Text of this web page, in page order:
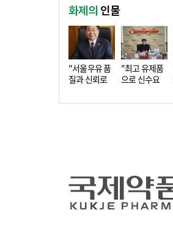
화제의 인물
"서울우유 품
질과 신뢰로
"최고 유제품
으로 신수요